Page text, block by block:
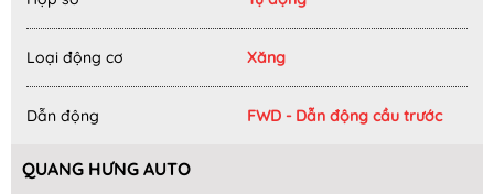
Loại động cơ Xăng
Dẫn động FWD - Dẫn động cầu trước
QUANG HƯNG AUTO